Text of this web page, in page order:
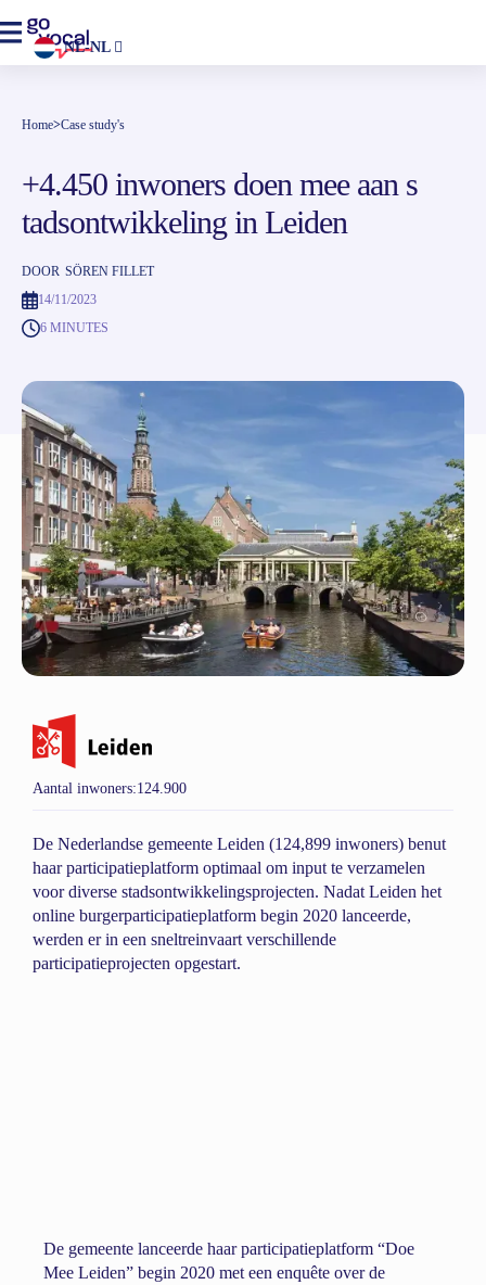
NL-NL
Home>Case study's
+4.450 inwoners doen mee aan s
tadsontwikkeling in Leiden
DOOR SÖREN FILLET
14/11/2023
6 MINUTES
Aantal inwoners:124.900
De Nederlandse gemeente Leiden (124,899 inwoners) benut
haar participatieplatform optimaal om input te verzamelen
voor diverse stadsontwikkelingsprojecten. Nadat Leiden het
online burgerparticipatieplatform begin 2020 lanceerde,
werden er in een sneltreinvaart verschillende
participatieprojecten opgestart.
De gemeente lanceerde haar participatieplatform “Doe
Mee Leiden” begin 2020 met een enquête over de